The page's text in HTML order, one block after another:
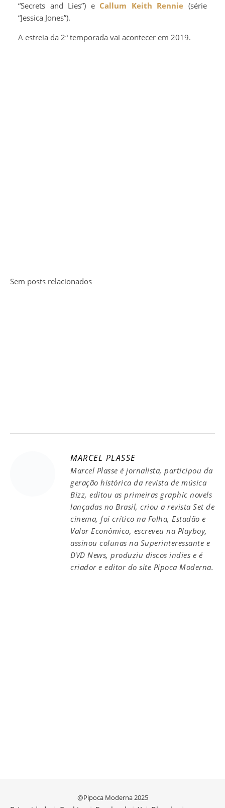
“Secrets and Lies”) e Callum Keith Rennie (série
“Jessica Jones”).
A estreia da 2ª temporada vai acontecer em 2019.
Sem posts relacionados
MARCEL PLASSE
Marcel Plasse é jornalista, participou da
geração histórica da revista de música
Bizz, editou as primeiras graphic novels
lançadas no Brasil, criou a revista Set de
cinema, foi crítico na Folha, Estadão e
Valor Econômico, escreveu na Playboy,
assinou colunas na Superinteressante e
DVD News, produziu discos indies e é
criador e editor do site Pipoca Moderna.
@Pipoca Moderna 2025